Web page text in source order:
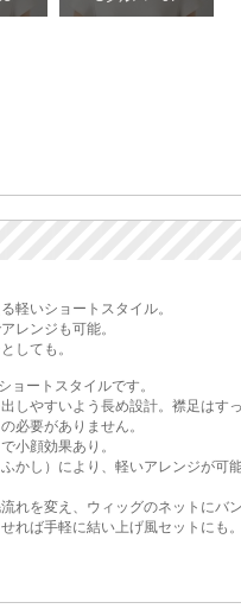
軽いショートスタイル。
レンジも可能。
しても。
ョートスタイルです。
しやすいよう長め設計。襟足はす
必要がありません。
小顔効果あり。
かし）により、軽いアレンジが可
れを変え、ウィッグのネットにバ
れば手軽に結い上げ風セットにも。